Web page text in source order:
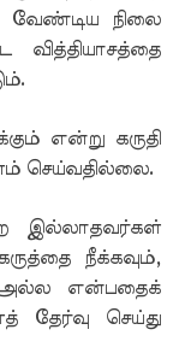
வேண்டிய நிலை
வித்தியாசத்தை
என்று கருதி
செய்வதில்லை.
இல்லாதவர்கள்
நீக்கவும்,
அல்ல என்பதைக்
தேர்வு செய்து